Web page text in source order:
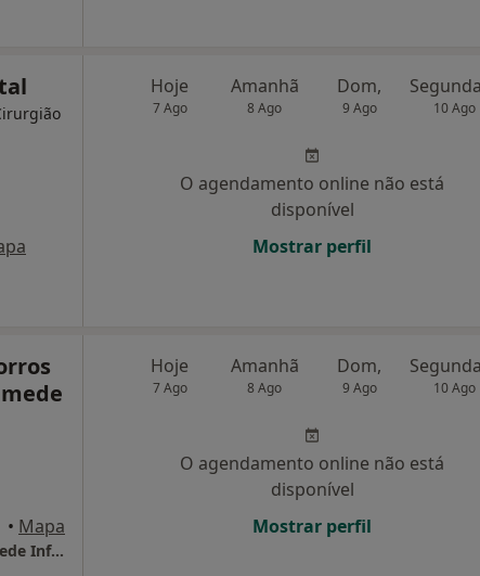
Hoje
7 Ago
Amanhã
8 Ago
Dom,
9 Ago 10 Ago
O agendamento online não está
disponível
Mostrar perfil
• Mapa
Associação de Socorros Mútuos de São Mamede Infesta
Hoje
7 Ago
Amanhã
8 Ago
Dom,
9 Ago 10 Ago
O agendamento online não está
disponível
Mostrar perfil